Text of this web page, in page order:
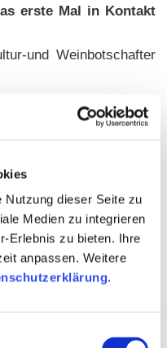
Nutzung dieser Seite zu
Medien zu integrieren
Erlebnis zu bieten. Ihre
anpassen. Weitere
.
erste Mal in Kontakt
und Weinbotschafter
oder Mehrwert von
für die sonst kein oder
gewesen wäre.
sich in der
engagieren?
für viele noch entdeckt
geselligen und den